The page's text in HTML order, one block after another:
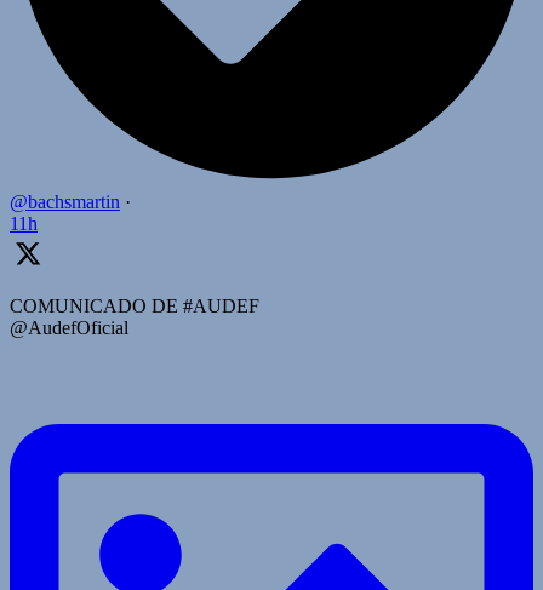
@bachsmartin ·
11h
COMUNICADO DE #AUDEF
@AudefOficial